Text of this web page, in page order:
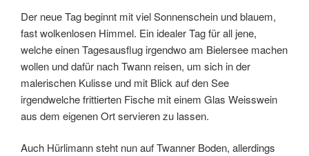
Der neue Tag beginnt mit viel Sonnenschein und blauem,
fast wolkenlosen Himmel. Ein idealer Tag für all jene,
welche einen Tagesausflug irgendwo am Bielersee machen
wollen und dafür nach Twann reisen, um sich in der
malerischen Kulisse und mit Blick auf den See
irgendwelche frittierten Fische mit einem Glas Weisswein
aus dem eigenen Ort servieren zu lassen.
Auch Hürlimann steht nun auf Twanner Boden, allerdings